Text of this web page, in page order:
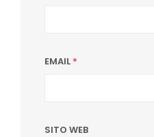
EMAIL *
SITO WEB